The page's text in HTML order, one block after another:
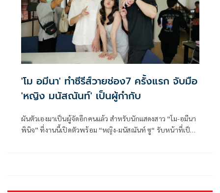
'โม อมีนา' ทำซีรีส์วายช่อง7 ครั้งแรก จับมือ
'หญิง มนัสณันท์' เป็นผู้กำกับ
ผันตัวเองมาเป็นผู้จัดอีกคนแล้ว สำหรับนักแสดงสาว “โม-อมีนา
พินิจ” ที่งานนี้เปิดตัวพร้อม “หญิง-มนัสณันท์ ซู“ รับหน้าที่เป็น